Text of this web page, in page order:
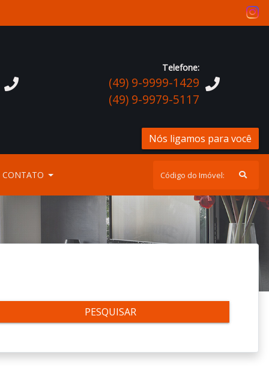
Telefone:
(49) 9-9999-1429
(49) 9-9979-5117
Nós ligamos para você
CONTATO
PESQUISAR